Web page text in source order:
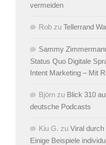
vermeiden
Rob zu Tellerrand
Sammy
Status Quo Digitale
Intent Marketing – Mit
Björn zu Blick 310
deutsche Podcasts
Kiu G. zu Viral durch
Einige Beispiele